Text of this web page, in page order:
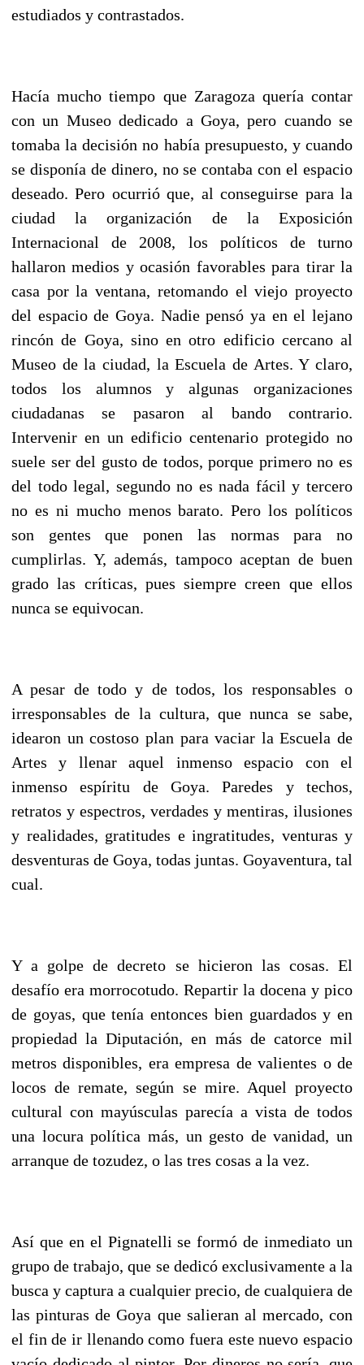
estudiados y contrastados.
Hacía mucho tiempo que Zaragoza quería contar
con un Museo dedicado a Goya, pero cuando se
tomaba la decisión no había presupuesto, y cuando
se disponía de dinero, no se contaba con el espacio
deseado. Pero ocurrió que, al conseguirse para la
ciudad la organización de la Exposición
Internacional de 2008, los políticos de turno
hallaron medios y ocasión favorables para tirar la
casa por la ventana, retomando el viejo proyecto
del espacio de Goya. Nadie pensó ya en el lejano
rincón de Goya, sino en otro edificio cercano al
Museo de la ciudad, la Escuela de Artes. Y claro,
todos los alumnos y algunas organizaciones
ciudadanas se pasaron al bando contrario.
Intervenir en un edificio centenario protegido no
suele ser del gusto de todos, porque primero no es
del todo legal, segundo no es nada fácil y tercero
no es ni mucho menos barato. Pero los políticos
son gentes que ponen las normas para no
cumplirlas. Y, además, tampoco aceptan de buen
grado las críticas, pues siempre creen que ellos
nunca se equivocan.
A pesar de todo y de todos, los responsables o
irresponsables de la cultura, que nunca se sabe,
idearon un costoso plan para vaciar la Escuela de
Artes y llenar aquel inmenso espacio con el
inmenso espíritu de Goya. Paredes y techos,
retratos y espectros, verdades y mentiras, ilusiones
y realidades, gratitudes e ingratitudes, venturas y
desventuras de Goya, todas juntas. Goyaventura, tal
cual.
Y a golpe de decreto se hicieron las cosas. El
desafío era morrocotudo. Repartir la docena y pico
de goyas, que tenía entonces bien guardados y en
propiedad la Diputación, en más de catorce mil
metros disponibles, era empresa de valientes o de
locos de remate, según se mire. Aquel proyecto
cultural con mayúsculas parecía a vista de todos
una locura política más, un gesto de vanidad, un
arranque de tozudez, o las tres cosas a la vez.
Así que en el Pignatelli se formó de inmediato un
grupo de trabajo, que se dedicó exclusivamente a la
busca y captura a cualquier precio, de cualquiera de
las pinturas de Goya que salieran al mercado, con
el fin de ir llenando como fuera este nuevo espacio